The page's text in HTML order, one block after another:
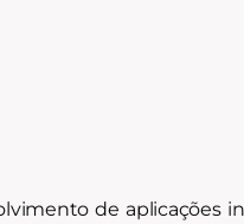
de aplicações